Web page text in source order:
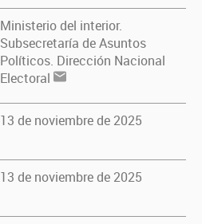
Ministerio del interior.
Subsecretaría de Asuntos
Políticos. Dirección Nacional
Electoral
13 de noviembre de 2025
13 de noviembre de 2025